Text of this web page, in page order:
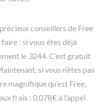
conseillers de Free
: si vous êtes déjà
le 3244. C’est gratuit
si vous n’êtes pas
magnifique qu’est Free,
frais : 0,078€ à l’appel